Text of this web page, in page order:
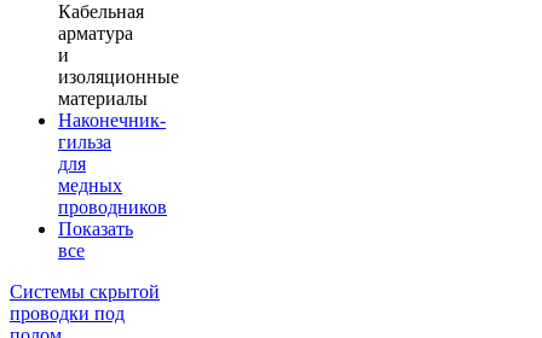
Кабельная
арматура
и
изоляционные
материалы
Наконечник-
гильза
для
медных
проводников
Показать
все
Системы скрытой
проводки под